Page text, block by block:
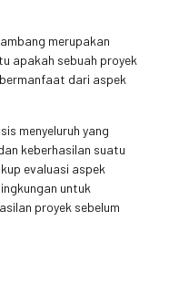
merupakan
apakah sebuah proyek
dari aspek
menyeluruh yang
keberhasilan suatu
evaluasi aspek
untuk
proyek sebelum